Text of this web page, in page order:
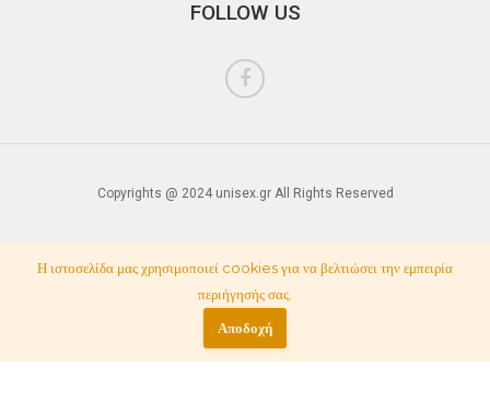
FOLLOW US
Copyrights @ 2024 unisex.gr All Rights Reserved
Η ιστοσελίδα μας χρησιμοποιεί cookies για να βελτιώσει την εμπειρία
περιήγησής σας.
Αποδοχή